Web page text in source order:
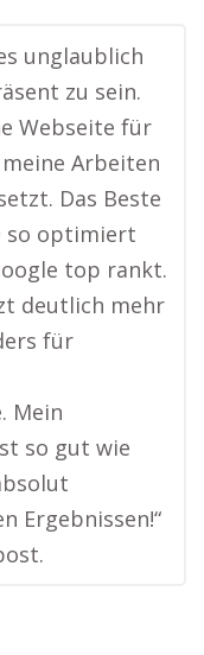
unglaublich
zu sein.
Webseite für
Arbeiten
Das Beste
so optimiert
top rankt.
deutlich mehr
für
Mein
so gut wie
Ergebnissen!“